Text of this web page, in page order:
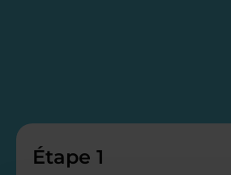
Étape 1